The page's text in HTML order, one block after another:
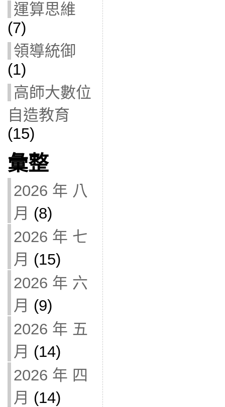
運算思維
(7)
領導統御
(1)
高師大數位
自造教育
(15)
彙整
2026 年 八
月 (8)
2026 年 七
月 (15)
2026 年 六
月 (9)
2026 年 五
月 (14)
2026 年 四
月 (14)